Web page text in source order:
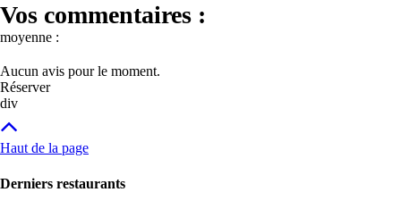
Vos commentaires :
moyenne :
Aucun avis pour le moment.
Réserver
div
Haut de la page
Derniers restaurants